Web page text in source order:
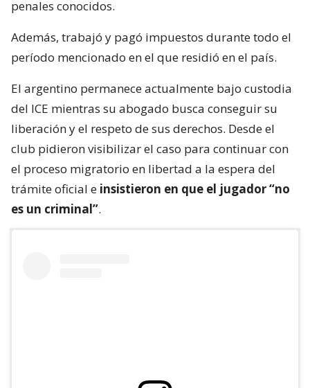
penales conocidos.
Además, trabajó y pagó impuestos durante todo el
período mencionado en el que residió en el país.
El argentino permanece actualmente bajo custodia
del ICE mientras su abogado busca conseguir su
liberación y el respeto de sus derechos. Desde el
club pidieron visibilizar el caso para continuar con
el proceso migratorio en libertad a la espera del
trámite oficial e insistieron en que el jugador “no
es un criminal”.